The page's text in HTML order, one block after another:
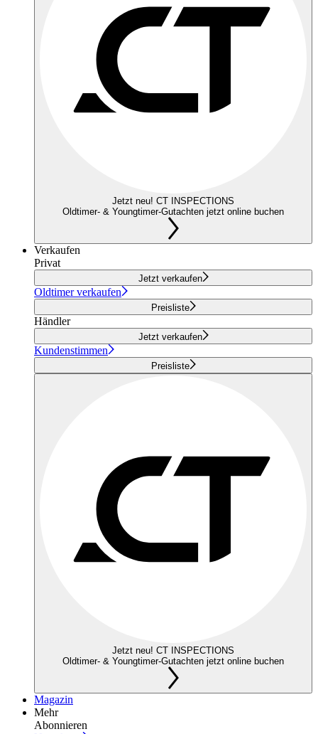
Jetzt neu! CT INSPECTIONS
Oldtimer- & Youngtimer-Gutachten jetzt online buchen
Verkaufen
Privat
Jetzt verkaufen
Oldtimer verkaufen
Preisliste
Händler
Jetzt verkaufen
Kundenstimmen
Preisliste
Jetzt neu! CT INSPECTIONS
Oldtimer- & Youngtimer-Gutachten jetzt online buchen
Magazin
Mehr
Abonnieren